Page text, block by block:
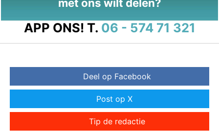
met ons wilt delen?
APP ONS! T. 06 - 574 71 321
Deel op Facebook
Post op X
Tip de redactie